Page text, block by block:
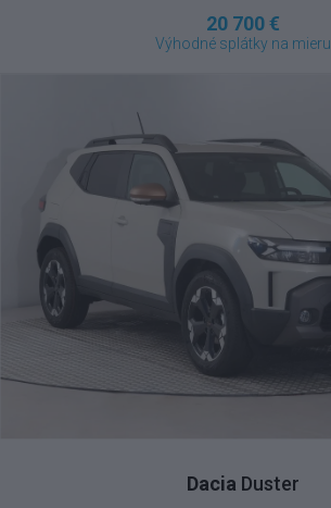
20 700 €
Výhodné splátky na mieru
Dacia Duster